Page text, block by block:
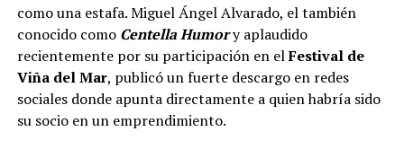
como una estafa. Miguel Ángel Alvarado, el también
conocido como Centella Humory aplaudido
recientemente por su participación en elFestival de
Viña del Mar, publicó un fuerte descargo en redes
sociales donde apunta directamente a quien habría sido
su socio en un emprendimiento.